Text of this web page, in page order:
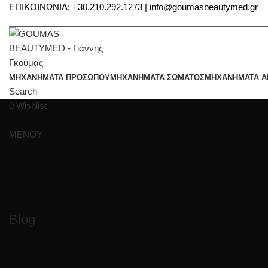
ΕΠΙΚΟΙΝΩΝΙΑ: +30.210.292.1273 | info@goumasbeautymed.gr
ΜΗΧΑΝΗΜΑΤΑ ΠΡΟΣΩΠΟΥΜΗΧΑΝΗΜΑΤΑ ΣΩΜΑΤΟΣΜΗΧΑΝΗΜΑΤΑ
Search
0 Wishlist
ΜΕΝΟΥ
Blog